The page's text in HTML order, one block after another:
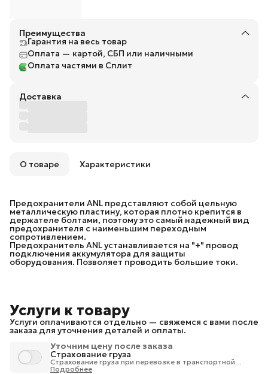
Преимущества
Гарантия на весь товар
Оплата — картой, СБП или наличными
Оплата частями в Сплит
Доставка
О товаре Характеристики
Предохранители ANL представляют собой цельную
металлическую пластину, которая плотно крепится в
держателе болтами, поэтому это самый надежный вид
предохранителя с наименьшим переходным
сопротивлением.
Предохранитель ANL устанавливается на "+" провод
подключения аккумулятора для защиты
оборудования. Позволяет проводить большие токи.
Услуги к товару
Услуги оплачиваются отдельно — свяжемся с вами после
заказа для уточнения деталей и оплаты.
Уточним цену после заказа
Страхование груза
Страхование груза при перевозке в транспортной
компании 1% от стоимости груза.
Подробнее